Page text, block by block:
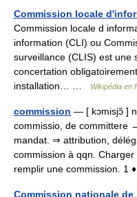
Commission locale
Commission locale d
information (CLI) ou
surveillance (CLIS) est une
concertation
installation… …
Wikipédia en
commission — [ kɔmisjɔ̃ ]
commissio, de committere
mandat. ⇒ attribution,
commission à qqn.
remplir une commission.
Commission nationale